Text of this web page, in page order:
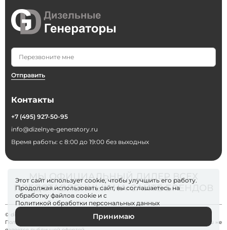
Отправить
Контакты
+7 (495) 927-50-95
info@dizelnye-generatory.ru
Время работы: с 8:00 до 19:00 без выходных
МЫ ОФИЦИАЛЬНЫЙ ДИЛЕР ВСЕХ
ПРЕДСТАВЛЕННЫХ НА САЙТЕ БРЕНДОВ
© dizelnye-generatory 2026
Политика конфиденциальности
. Информация на сайте dizelnye-generatory.ru не
Этот сайт использует cookie, чтобы улучшить его работу.
Продолжая использовать сайт, вы соглашаетесь на
обработку файлов cookie и с
Политикой обработки персональных данных
Принимаю